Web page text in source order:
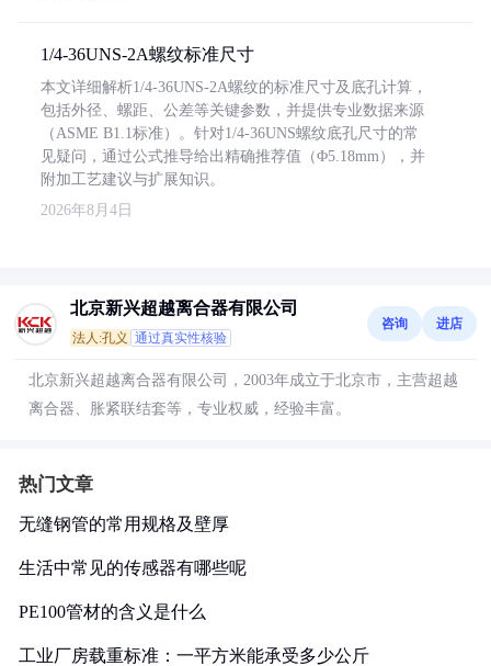
1/4-36UNS-2A螺纹标准尺寸
本文详细解析1/4-36UNS-2A螺纹的标准尺寸及底孔计算，
包括外径、螺距、公差等关键参数，并提供专业数据来源
（ASME B1.1标准）。针对1/4-36UNS螺纹底孔尺寸的常
见疑问，通过公式推导给出精确推荐值（Φ5.18mm），并
附加工艺建议与扩展知识。
2026年8月4日
北京新兴超越离合器有限公司
法人:孔义 通过真实性核验
咨询 进店
北京新兴超越离合器有限公司，2003年成立于北京市，主营超越
离合器、胀紧联结套等，专业权威，经验丰富。
热门文章
无缝钢管的常用规格及壁厚
生活中常见的传感器有哪些呢
PE100管材的含义是什么
工业厂房载重标准：一平方米能承受多少公斤